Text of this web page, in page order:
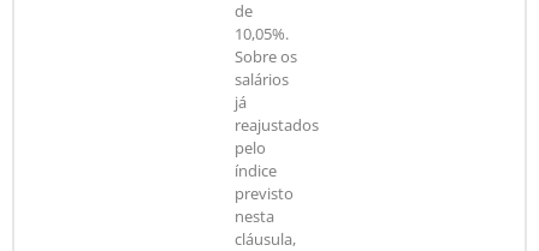
de
10,05%.
Sobre os
salários
já
reajustados
pelo
índice
previsto
nesta
cláusula,